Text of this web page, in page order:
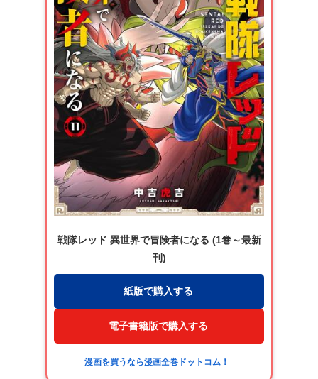
戦隊レッド 異世界で冒険者になる (1巻～最新
刊)
紙版で購入する
電子書籍版で購入する
漫画を買うなら漫画全巻ドットコム！